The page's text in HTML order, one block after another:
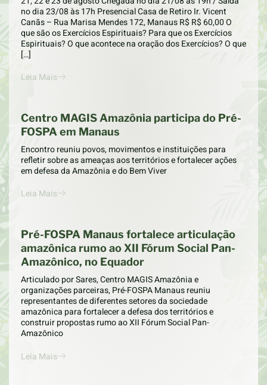
no dia 23/08 às 17h Presencial Casa de Retiro Ir. Vicent
Canãs – Rua Marisa Mendes 172, Manaus R$ R$ 60,00 O
que são os Exercícios Espirituais? Para que os Exercícios
Espirituais? O que acontece na oração dos Exercícios? O que
[…]
Leia Mais
Centro MAGIS Amazônia participa do Pré-
FOSPA em Manaus
Encontro reuniu povos, movimentos e instituições para
refletir sobre as ameaças aos territórios e fortalecer ações
em defesa da Amazônia e do Bem Viver
Leia Mais
Pré-FOSPA Manaus fortalece articulação
amazônica rumo ao XII Fórum Social Pan-
Amazônico, no Equador
Articulado por Sares, Centro MAGIS Amazônia e
organizações parceiras, Pré-FOSPA Manaus reuniu
representantes de diferentes setores da sociedade
amazônica para fortalecer a defesa dos territórios e
construir propostas rumo ao XII Fórum Social Pan-
Amazônico
Leia Mais